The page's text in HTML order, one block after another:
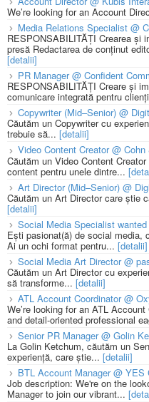
We’re looking for an Account
Media Relations Specialist @
RESPONSABILITĂȚI Crearea și
presă Redactarea de conținut
[detalii]
PR Manager @ Confident
RESPONSABILITĂȚI Creare și
comunicare integrată pentru
Copywriter (Mid–Senior) @
Căutăm un Copywriter cu
trebuie să... [detalii]
Video Content Creator @
Căutăm un Video Content
content pentru unele dintre...
Art Director (Mid–Senior) @
Căutăm un Art Director care știe
[detalii]
Social Media Specialist
Ești pasionat(ă) de social media,
Ai un ochi format pentru... [detalii]
Social Media Art Director @
Căutăm un Art Director cu
să transforme... [detalii]
ATL Account Coordinator @
We’re looking for an ATL
and detail-oriented professional
Senior PR Manager @ Golin
La Golin Ketchum, căutăm un
experiență, care știe... [detalii]
BTL Account Manager @ YES
Job description: We're on the
Manager to join our vibrant...